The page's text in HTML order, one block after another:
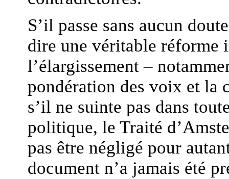
S’il passe sans aucun
dire une véritable réforme
l’élargissement –
pondération des voix et la
s’il ne suinte pas dans
politique, le Traité
pas être négligé pour
document n’a jamais été